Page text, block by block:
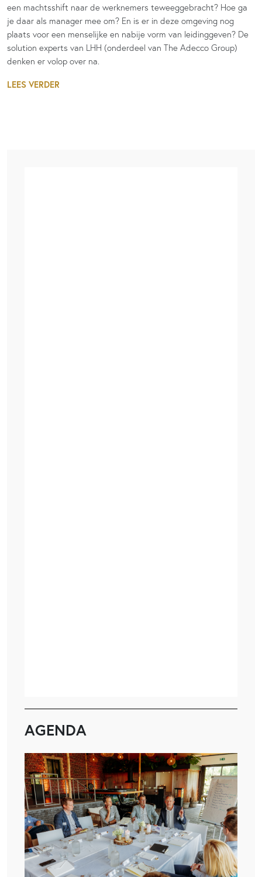
een machtsshift naar de werknemers teweeggebracht? Hoe ga
je daar als manager mee om? En is er in deze omgeving nog
plaats voor een menselijke en nabije vorm van leidinggeven? De
solution experts van LHH (onderdeel van The Adecco Group)
denken er volop over na.
LEES VERDER
AGENDA